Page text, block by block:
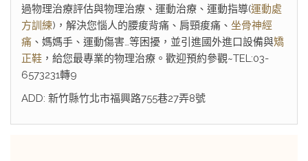
過物理治療評估與物理治療、運動治療、運動指導(運動處
方訓練)，解決您惱人的腰痠背痛、肩頸痠痛、 坐骨神經
痛 、媽媽手、運動傷害…等困擾，並引進國外進口設備與矯
正鞋 ，給您最專業的物理治療。歡迎預約參觀~TEL:03-
6573231轉9
ADD: 新竹縣竹北市福興路755巷27弄8號